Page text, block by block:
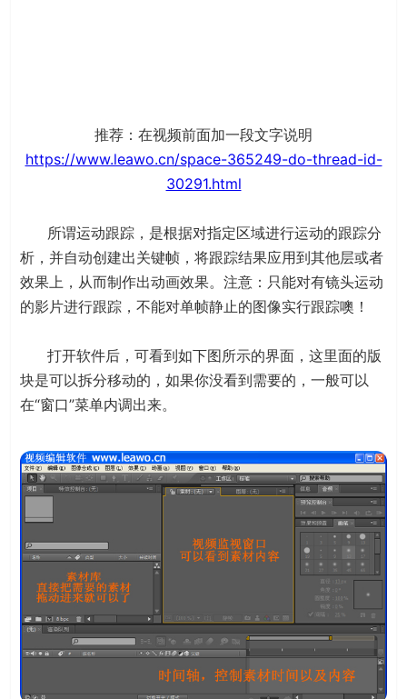
推荐：在视频前面加一段文字说明
https://www.leawo.cn/space-365249-do-thread-id-
30291.html
所谓运动跟踪，是根据对指定区域进行运动的跟踪分
析，并自动创建出关键帧，将跟踪结果应用到其他层或者
效果上，从而制作出动画效果。注意：只能对有镜头运动
的影片进行跟踪，不能对单帧静止的图像实行跟踪噢！
打开软件后，可看到如下图所示的界面，这里面的版
块是可以拆分移动的，如果你没看到需要的，一般可以
在“窗口”菜单内调出来。